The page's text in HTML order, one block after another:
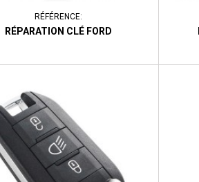
RÉFÉRENCE:
RÉPARATION CLÉ FORD